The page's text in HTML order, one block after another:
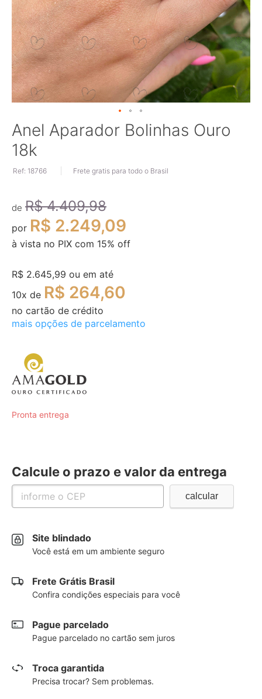
Saltar
para
o
da
imagens
Anel Aparador Bolinhas Ouro
18k
Ref: 18766 Frete gratis para todo o Brasil
de R$ 4.409,98
por R$ 2.249,09
à vista no PIX com 15% off
R$ 2.645,99 ou em até
10x de R$ 264,60
no cartão de crédito
mais opções de parcelamento
Pronta entrega
Calcule o prazo e valor da entrega
Site blindado
Você está em um ambiente seguro
Frete Grátis Brasil
Confira condições especiais para você
Pague parcelado
Pague parcelado no cartão sem juros
Troca garantida
Precisa trocar? Sem problemas.